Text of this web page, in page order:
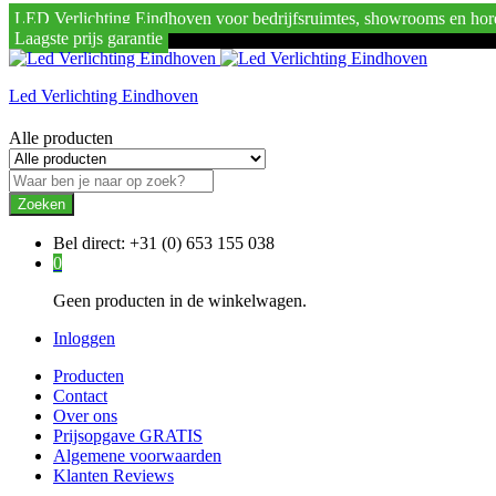
LED Verlichting Eindhoven voor bedrijfsruimtes, showrooms en
Laagste prijs garantie
Led Verlichting Eindhoven
Alle producten
Zoeken
Bel direct: +31 (0) 653 155 038
0
Geen producten in de winkelwagen.
Inloggen
Producten
Contact
Over ons
Prijsopgave GRATIS
Algemene voorwaarden
Klanten Reviews